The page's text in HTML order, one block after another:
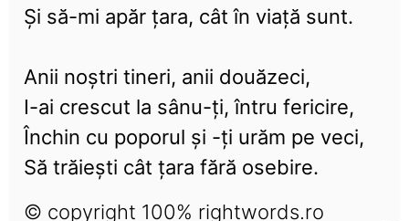
Și să-mi apăr țara, cât în viață sunt.
Anii noștri tineri, anii douăzeci,
I-ai crescut la sânu-ți, întru fericire,
Închin cu poporul și -ți urăm pe veci,
Să trăiești cât țara fără osebire.
© copyright 100% rightwords.ro